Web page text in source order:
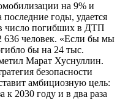
на 9% и
годы, удается
число погибших в ДТП
636 человек. «Если бы мы
бы на 24 тыс.
Марат Хуснуллин.
безопасности
амбициозную цель:
к 2030 году и в два раза